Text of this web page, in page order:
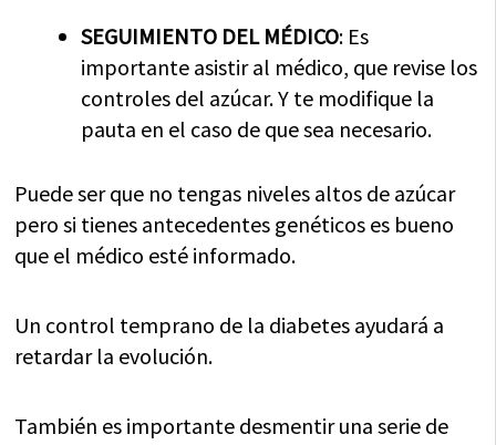
SEGUIMIENTO DEL MÉDICO: Es
importante asistir al médico, que revise los
controles del azúcar. Y te modifique la
pauta en el caso de que sea necesario.
Puede ser que no tengas niveles altos de azúcar
pero si tienes antecedentes genéticos es bueno
que el médico esté informado.
Un control temprano de la diabetes ayudará a
retardar la evolución.
También es importante desmentir una serie de